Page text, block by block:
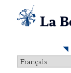
content